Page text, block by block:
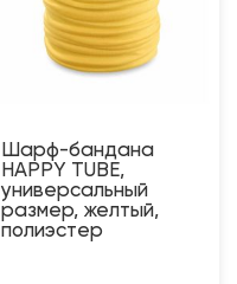
Шарф-бандана
HAPPY TUBE,
универсальный
размер, желтый,
полиэстер